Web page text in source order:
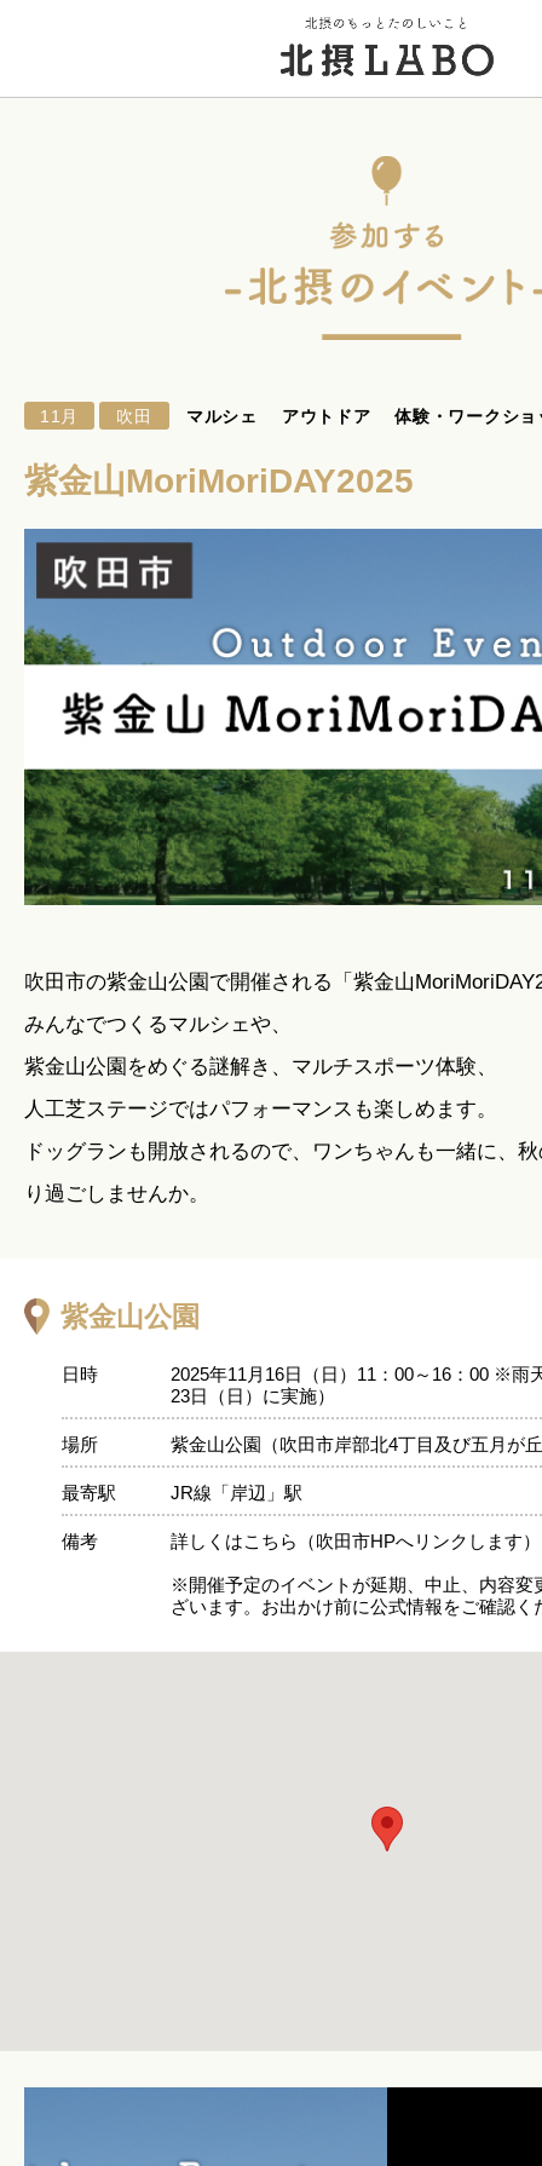
北摂 PLAY SPOT
暮らしのキホン
暮らしのデザイン
暮らしのメンテナンス
お知らせ
私たちのこと
11月 吹田 マルシェ アウトドア 体験・ワークショ
紫金山MoriMoriDAY2025
吹田市の紫金山公園で開催される「紫金山
みんなでつくるマルシェや、
紫金山公園をめぐる謎解き、マルチスポーツ体験、
人工芝ステージではパフォーマンスも楽しめます。
ドッグランも開放されるので、ワンちゃんも一緒に、
り過ごしませんか。
紫金山公園
日時
2025年11月16日（日）11：00～16：00 ※雨
23日（日）に実施）
場所 紫金山公園（吹田市岸部北4丁目及び五月が
最寄駅 JR線「岸辺」駅
備考 詳しくはこちら（吹田市HPへリンクします）
※開催予定のイベントが延期、中止、内容変
ざいます。お出かけ前に公式情報をご確認く